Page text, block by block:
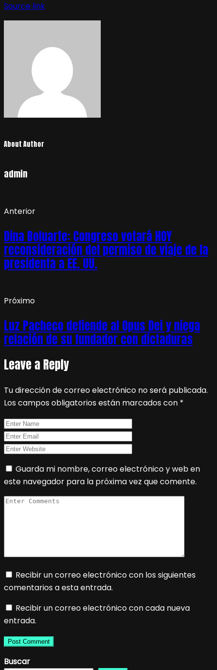
Source link
About Author
admin
Anterior
Dina Boluarte: Congreso votará HOY
reconsideración del permiso de viaje de la
presidenta a EE. UU.
Próximo
Luz Pacheco defiende al Opus Dei y niega
relación de su fundador con dictaduras
Leave a Reply
Tu dirección de correo electrónico no será publicada.
Los campos obligatorios están marcados con *
Guarda mi nombre, correo electrónico y web en
este navegador para la próxima vez que comente.
Recibir un correo electrónico con los siguientes
comentarios a esta entrada.
Recibir un correo electrónico con cada nueva
entrada.
Buscar